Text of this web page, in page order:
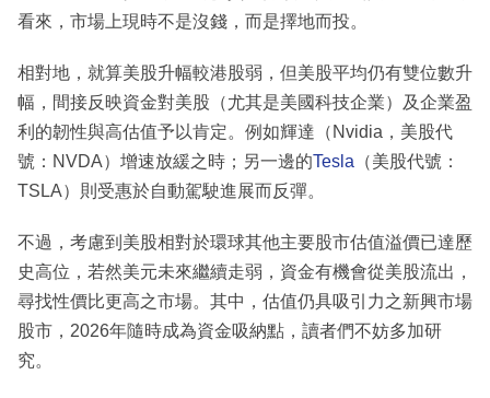
看來，市場上現時不是沒錢，而是擇地而投。
相對地，就算美股升幅較港股弱，但美股平均仍有雙位數升
幅，間接反映資金對美股（尤其是美國科技企業）及企業盈
利的韌性與高估值予以肯定。例如輝達（Nvidia，美股代
號：NVDA）增速放緩之時；另一邊的Tesla （美股代號：
TSLA）則受惠於自動駕駛進展而反彈。
不過，考慮到美股相對於環球其他主要股市估值溢價已達歷
史高位，若然美元未來繼續走弱，資金有機會從美股流出，
尋找性價比更高之市場。其中，估值仍具吸引力之新興市場
股市，2026年隨時成為資金吸納點，讀者們不妨多加研
究。